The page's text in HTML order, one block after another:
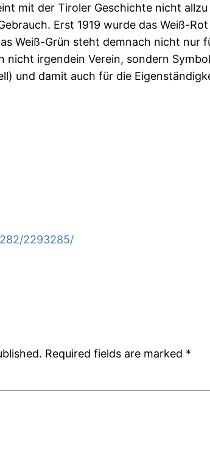
mit der Tiroler Geschichte nicht
Erst 1919 wurde das Weiß-
Weiß-Grün steht demnach nicht nur
nicht irgendein Verein, sondern
und damit auch für die
2293285/
Required fields are marked *